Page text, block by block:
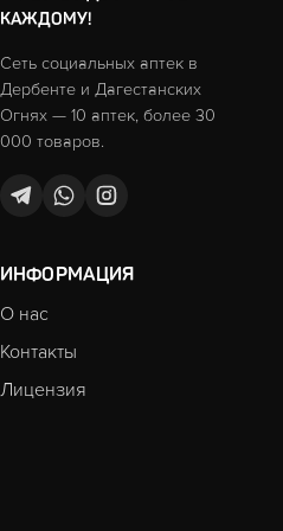
КАЖДОМУ!
Сеть социальных аптек в
Дербенте и Дагестанских
Огнях — 10 аптек, более 30
000 товаров.
ИНФОРМАЦИЯ
О нас
Контакты
Лицензия